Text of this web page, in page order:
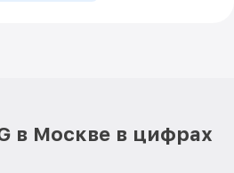
в Москве в цифрах